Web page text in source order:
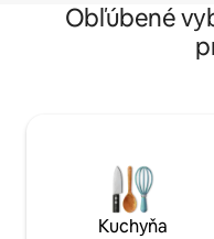
Obľúbené
Kuchyňa